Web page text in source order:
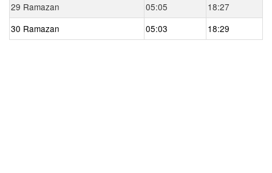
29 Ramazan
05:05
18:27
30 Ramazan
05:03 18:29